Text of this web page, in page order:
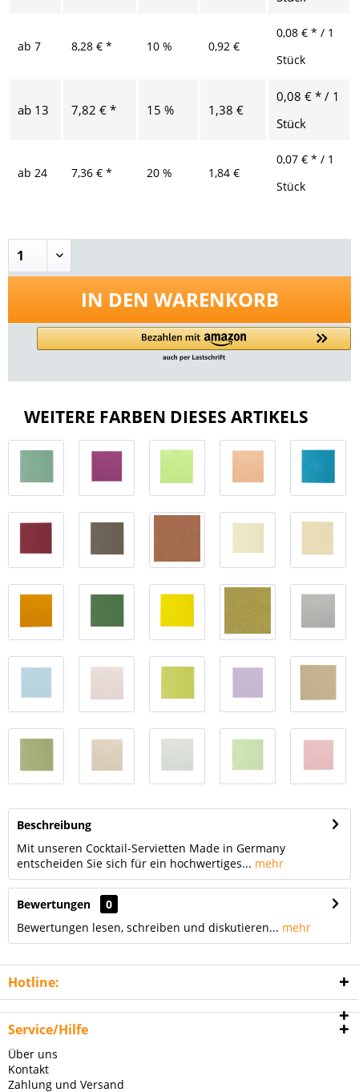
ab 7 8,28 € * 10 % 0,92 €
0,08 € * / 1
Stück
ab 13 7,82 € * 15 % 1,38 €
0,08 € * / 1
Stück
ab 24 7,36 € * 20 % 1,84 €
0,07 € * / 1
Stück
IN DEN WARENKORB
WEITERE FARBEN DIESES ARTIKELS
Beschreibung
Mit unseren Cocktail-Servietten Made in Germany
entscheiden Sie sich für ein hochwertiges... mehr
Bewertungen
0
Bewertungen lesen, schreiben und diskutieren... mehr
Hotline:
Service/Hilfe
Über uns
Kontakt
Zahlung und Versand